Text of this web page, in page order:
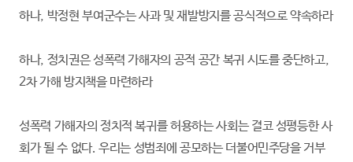
하나, 박정현 부여군수는 사과 및 재발방지를 공식적으로 약속하라
하나, 정치권은 성폭력 가해자의 공적 공간 복귀 시도를 중단하고,
2차 가해 방지책을 마련하라
성폭력 가해자의 정치적 복귀를 허용하는 사회는 결코 성평등한 사
회가 될 수 없다. 우리는 성범죄에 공모하는 더불어민주당을 거부